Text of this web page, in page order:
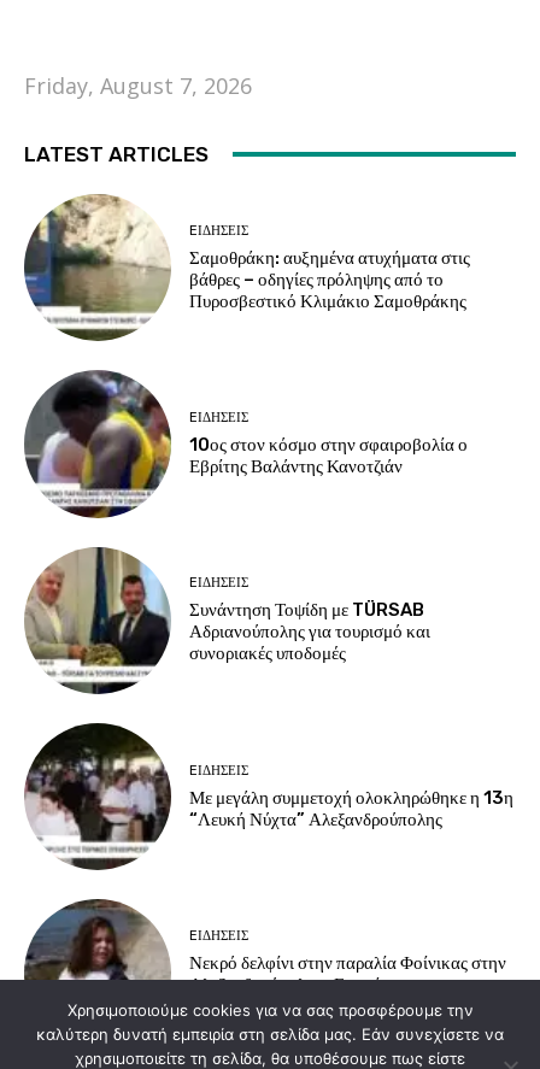
Friday, August 7, 2026
LATEST ARTICLES
EΙΔΗΣΕΙΣ
Σαμοθράκη: αυξημένα ατυχήματα στις
βάθρες – οδηγίες πρόληψης από το
Πυροσβεστικό Κλιμάκιο Σαμοθράκης
EΙΔΗΣΕΙΣ
10ος στον κόσμο στην σφαιροβολία ο
Εβρίτης Βαλάντης Κανοτζιάν
EΙΔΗΣΕΙΣ
Συνάντηση Τοψίδη με TÜRSAB
Αδριανούπολης για τουρισμό και
συνοριακές υποδομές
EΙΔΗΣΕΙΣ
Με μεγάλη συμμετοχή ολοκληρώθηκε η 13η
“Λευκή Νύχτα” Αλεξανδρούπολης
EΙΔΗΣΕΙΣ
Νεκρό δελφίνι στην παραλία Φοίνικας στην
Αλεξανδρούπολη – Επιχείρηση
περισυλλογής από τις αρχές.
Χρησιμοποιούμε cookies για να σας προσφέρουμε την
καλύτερη δυνατή εμπειρία στη σελίδα μας. Εάν συνεχίσετε να
χρησιμοποιείτε τη σελίδα, θα υποθέσουμε πως είστε